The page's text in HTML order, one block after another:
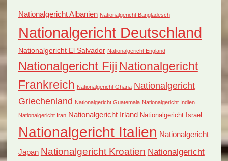
Nationalgericht Albanien Nationalgericht Bangladesch
Nationalgericht Deutschland
Nationalgericht El Salvador Nationalgericht England
Nationalgericht Fiji Nationalgericht
Frankreich Nationalgericht Ghana Nationalgericht
Griechenland Nationalgericht Guatemala Nationalgericht Indien
Nationalgericht Iran Nationalgericht Irland Nationalgericht Israel
Nationalgericht Italien Nationalgericht
Japan Nationalgericht Kroatien Nationalgericht